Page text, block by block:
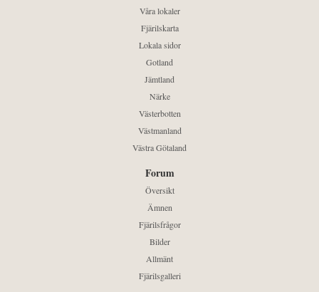
Våra lokaler
Fjärilskarta
Lokala sidor
Gotland
Jämtland
Närke
Västerbotten
Västmanland
Västra Götaland
Forum
Översikt
Ämnen
Fjärilsfrågor
Bilder
Allmänt
Fjärilsgalleri